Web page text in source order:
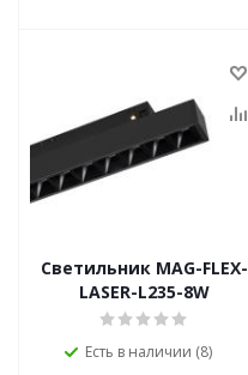
Светильник MAG-FLEX-
LASER-L235-8W
Есть в наличии (8)